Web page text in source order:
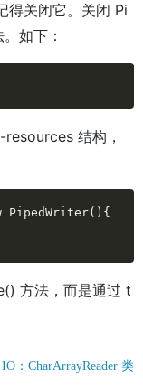
得关闭它。关闭 Pi
如下：
结构，
PipedWriter(){
方法，而是通过 t
：CharArrayReader 类